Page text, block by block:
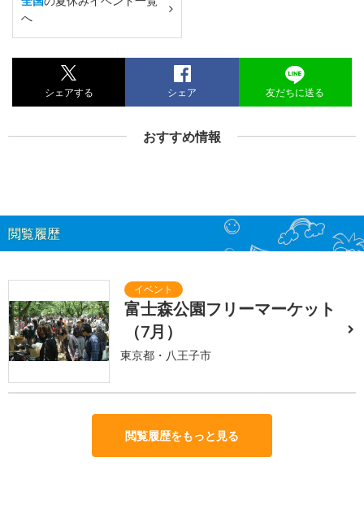
へ
シェアする シェア 友だちに送る
おすすめ情報
閲覧履歴
富士森公園フリーマーケット
（7月）
東京都・八王子市
閲覧履歴をもっと見る